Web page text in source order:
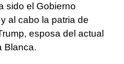
sido el Gobierno
al cabo la patria de
esposa del actual
Blanca.